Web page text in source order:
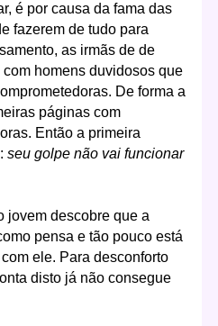
é por causa da fama das
fazerem de tudo para
as irmãs de de
homens duvidosos que
De forma a
páginas com
Então a primeira
seu golpe não vai funcionar
jovem descobre que a
pensa e tão pouco está
ele. Para desconforto
disto já não consegue